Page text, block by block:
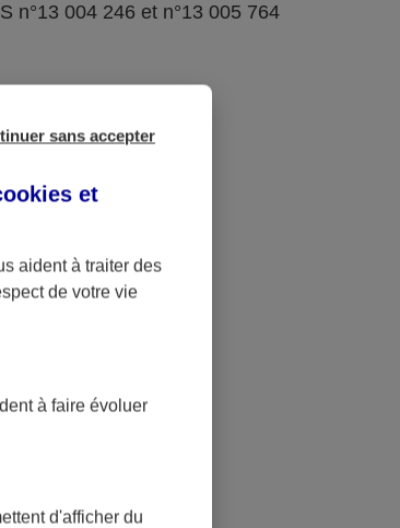
n°13 004 246 et n°13 005 764
sans accepter
et
aident à traiter des
de votre vie
à faire évoluer
d'afficher du